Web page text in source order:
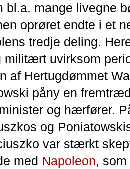
bl.a. mange livegne
oprøret endte i et
tredje deling.
militært uvirksom
af Hertugdømmet
påny en
og hærfører.
og
var stærkt
med Napoleon,